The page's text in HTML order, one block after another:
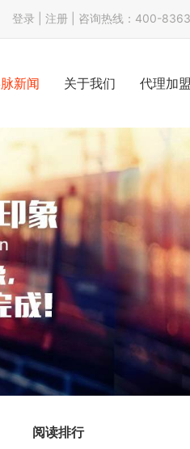
登录 | 注册 | 咨询热线：400-
新闻 关于我们 代理加盟
阅读排行